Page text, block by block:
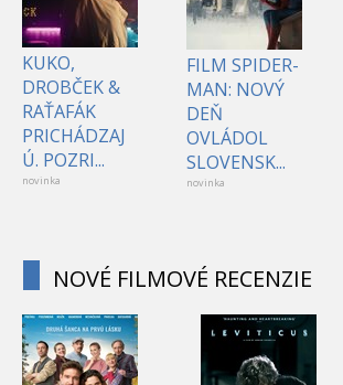
KUKO,
DROBČEK &
RAŤAFÁK
PRICHÁDZAJ
Ú. POZRI...
novinka
FILM SPIDER-
MAN: NOVÝ
DEŇ
OVLÁDOL
SLOVENSK...
novinka
NOVÉ FILMOVÉ RECENZIE